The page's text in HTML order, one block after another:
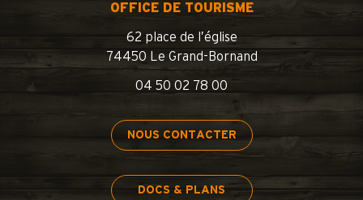
OFFICE DE TOURISME
62 place de l’église
74450 Le Grand-Bornand
04 50 02 78 00
NOUS CONTACTER
DOCS & PLANS